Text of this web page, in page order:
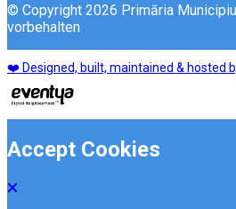
© Copyright 2026 Primăria
vorbehalten
❤️ Designed, built, maintained & hosted
Accept Cookies